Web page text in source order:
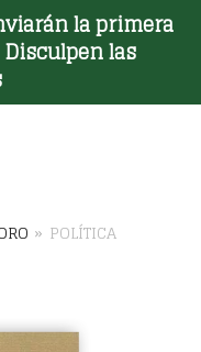
la primera
las
Toggle Menu
» POLÍTICA